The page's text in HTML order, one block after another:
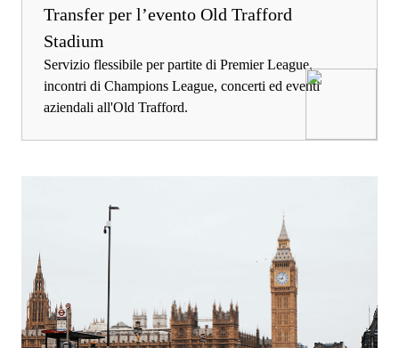
Transfer per l’evento Old Trafford
Stadium
Servizio flessibile per partite di Premier League,
incontri di Champions League, concerti ed eventi
aziendali all'Old Trafford.